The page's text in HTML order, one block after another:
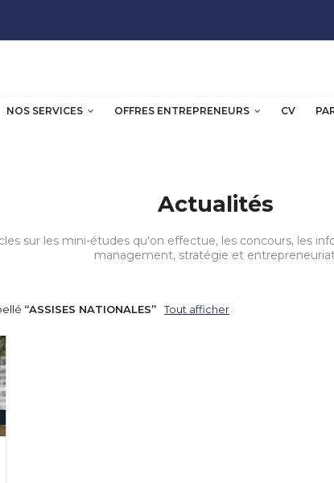
NOS SERVICES OFFRES ENTREPRENEURS CV
Actualités
sur les mini-études qu'on effectue, les concours, les
management, stratégie et
ASSISES NATIONALES Tout afficher